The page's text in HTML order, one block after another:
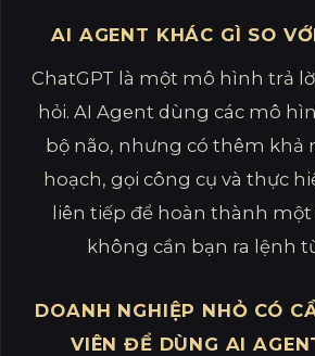
AI AGENT KHÁC GÌ SO
ChatGPT là một mô hình trả
hỏi. AI Agent dùng các mô
bộ não, nhưng có thêm khả
hoạch, gọi công cụ và thực
liên tiếp để hoàn thành
không cần bạn ra lệnh
DOANH NGHIỆP NHỎ CÓ
VIÊN ĐỂ DÙNG AI